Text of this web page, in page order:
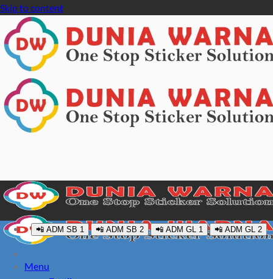
Skip to content
Menu
📲 ADM SB 1 📲 ADM SB 2 📲 ADM GL 1 📲 ADM GL 2